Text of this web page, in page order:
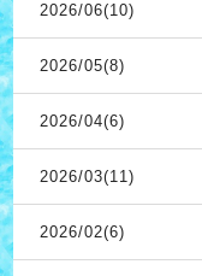
2026/06(10)
2026/05(8)
2026/04(6)
2026/03(11)
2026/02(6)